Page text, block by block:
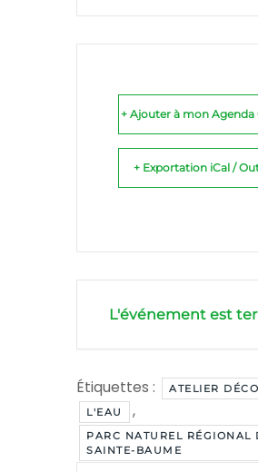
+ Ajouter à mon Agenda
+ Exportation iCal /
L'événement est
Étiquettes : ATELIER
L'EAU ,
PARC NATUREL RÉGIONAL
SAINTE-BAUME